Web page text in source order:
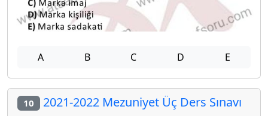
A B C D E
10 2021-2022 Mezuniyet Üç Ders Sınavı